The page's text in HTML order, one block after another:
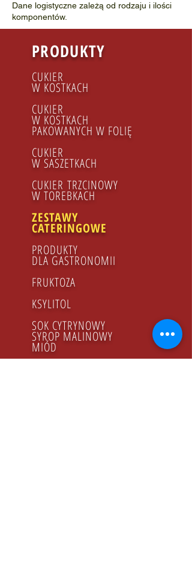
Dane logistyczne zależą od rodzaju i ilości
komponentów.
PRODUKTY
CUKIER
W KOSTKACH
CUKIER
W KOSTKACH
PAKOWANYCH W FOLIĘ
CUKIER
W SASZETKACH
CUKIER TRZCINOWY​
W TOREBKACH
ZESTAWY
CATERINGOWE
PRODUKTY
DLA GASTRONOMII
FRUKTOZA
KSYLITOL
SOK CYTRYNOWY
SYROP MALINOWY
MIÓD